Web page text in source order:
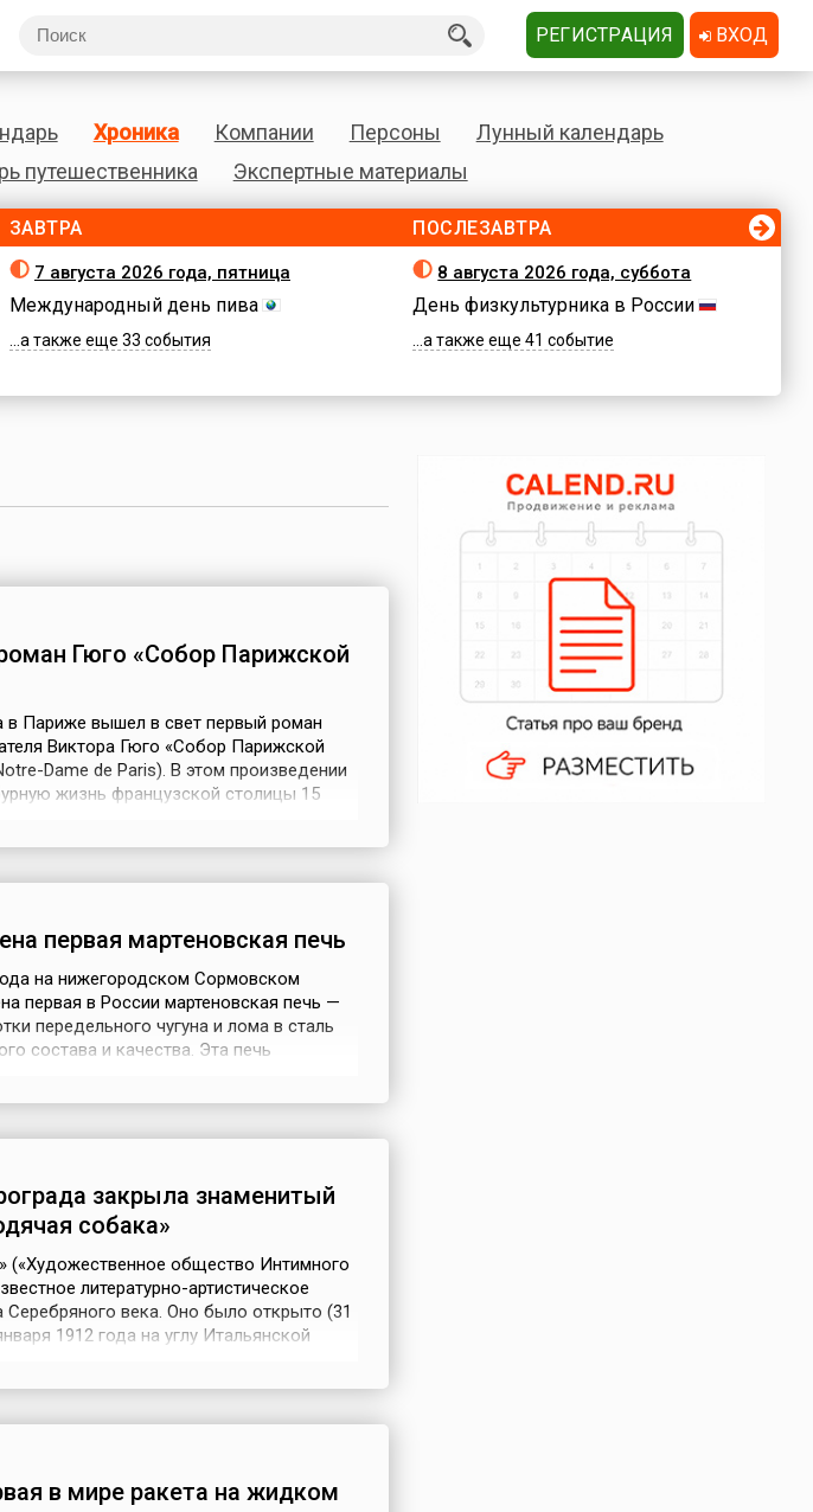
Хроника Компании Персоны
Лунный календарь
путешественника Экспертные материалы
ЗАВТРА
7 августа 2026 года, пятница
Международный день пива
...а также еще 33 события
ПОСЛЕЗАВТРА
8 августа 2026 года, суббота
День физкультурника в России
...а также еще 41 событие
Гюго «Собор Парижской
в Париже вышел в свет первый роман
Виктора Гюго «Собор Парижской
Dame de Paris). В этом произведении
жизнь французской столицы 15
геогра...
первая мартеновская печь
на нижегородском Сормовском
первая в России мартеновская печь —
передельного чугуна и лома в сталь
состава и качества. Эта печь
закрыла знаменитый
собака»
(«Художественное общество Интимного
литературно-артистическое
Серебряного века. Оно было открыто (31
1912 года на углу Итальянской
много ...
в мире ракета на жидком
РЕГИСТРАЦИЯ ВХОД